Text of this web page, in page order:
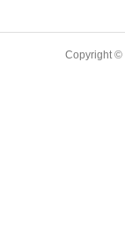
Copyright ©
TistoryWhaleSkin3.4